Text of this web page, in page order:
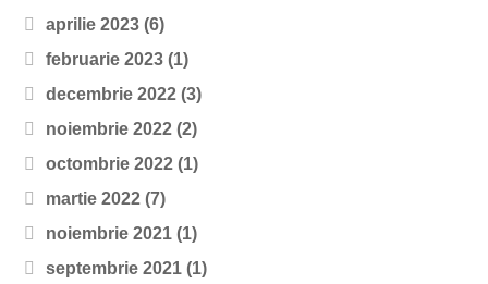
aprilie 2023 (6)
februarie 2023 (1)
decembrie 2022 (3)
noiembrie 2022 (2)
octombrie 2022 (1)
martie 2022 (7)
noiembrie 2021 (1)
septembrie 2021 (1)